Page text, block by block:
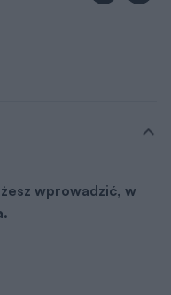
wprowadzić, w